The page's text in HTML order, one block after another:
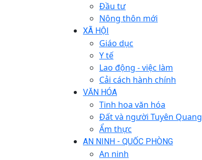
Đầu tư
Nông thôn mới
XÃ HỘI
Giáo dục
Y tế
Lao động - việc làm
Cải cách hành chính
VĂN HÓA
Tinh hoa văn hóa
Đất và người Tuyên Quang
Ẩm thực
AN NINH - QUỐC PHÒNG
An ninh